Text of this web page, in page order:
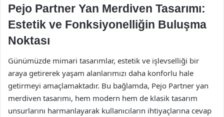
Pejo Partner Yan Merdiven Tasarımı:
Estetik ve Fonksiyonelliğin Buluşma
Noktası
Günümüzde mimari tasarımlar, estetik ve işlevselliği bir
araya getirerek yaşam alanlarımızı daha konforlu hale
getirmeyi amaçlamaktadır. Bu bağlamda, Pejo Partner yan
merdiven tasarımı, hem modern hem de klasik tasarım
unsurlarını harmanlayarak kullanıcıların ihtiyaçlarına cevap